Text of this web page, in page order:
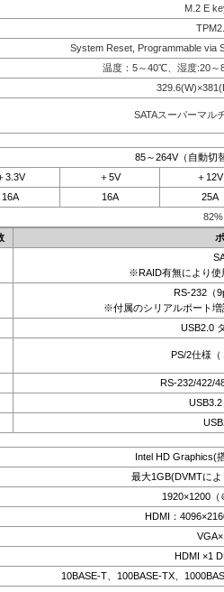
M.2 E
System Reset, Programmable via
温度：5～40℃、湿度:20～
SATAスーパーマル
85～264V（自動切
3.3V ＋5V ＋12V
16A 16A 25A
82%
※RAID有無により使
RS-232（
※付属のシリアルポート
USB2.0
PS/2仕様（
RS-232/422/
Intel HD Graphics(
最大1GB(DVMTに
1920×1200（
HDMI：
HDMI ×1
10BASE-T、100BASE-TX、